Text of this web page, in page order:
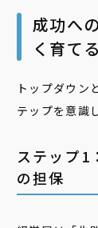
成功へ
く育てる
トップダウン
テップを意識
ステップ1
の担保